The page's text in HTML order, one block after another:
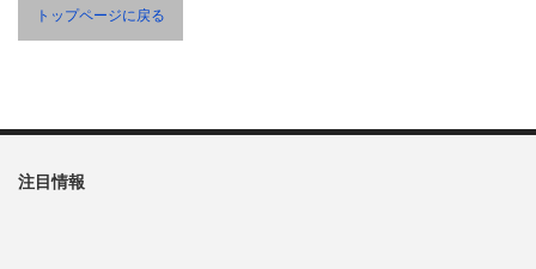
トップページに戻る
注目情報